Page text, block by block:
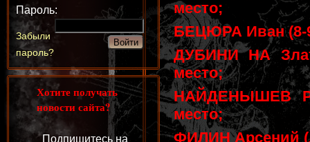
место;
БЕЦЮРА Иван (8-
ДУБИНИ НА
место;
НАЙДЕНЫШЕВ
место;
ФИЛИН Арсений
Пароль:
Забыли
пароль?
Хотите получать
новости сайта?
Подпишитесь на